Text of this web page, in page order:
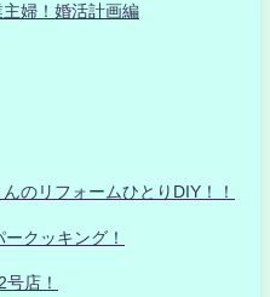
婦！婚活計画編
のリフォームひとりDIY！！
クッキング！
店！